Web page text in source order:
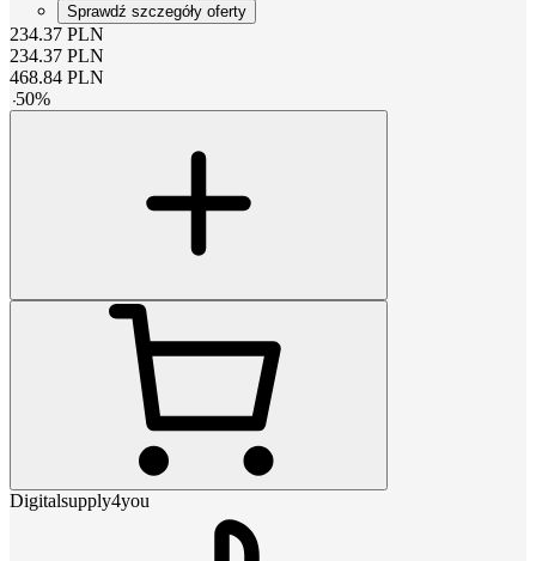
Sprawdź szczegóły oferty
234.37 PLN
234.37 PLN
468.84 PLN
-50%
Digitalsupply4you